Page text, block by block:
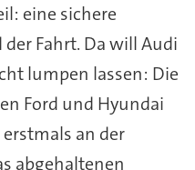
eine sichere
Fahrt. Da will Audi
lumpen lassen: Die
Ford und Hyundai
an der
abgehaltenen